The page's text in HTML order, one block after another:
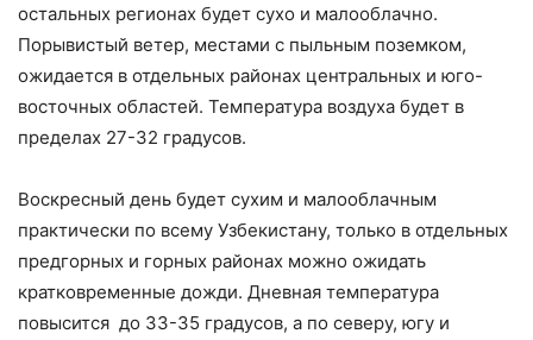
остальных регионах будет сухо и малооблачно.
Порывистый ветер, местами с пыльным поземком,
ожидается в отдельных районах центральных и юго-
восточных областей. Температура воздуха будет в
пределах 27-32 градусов.
Воскресный день будет сухим и малооблачным
практически по всему Узбекистану, только в отдельных
предгорных и горных районах можно ожидать
кратковременные дожди. Дневная температура
повысится до 33-35 градусов, а по северу, югу и